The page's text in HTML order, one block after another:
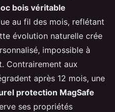
bois véritable
au fil des mois, reflétant
évolution naturelle crée
impossible à
Contrairement aux
après 12 mois, une
protection MagSafe
ses propriétés